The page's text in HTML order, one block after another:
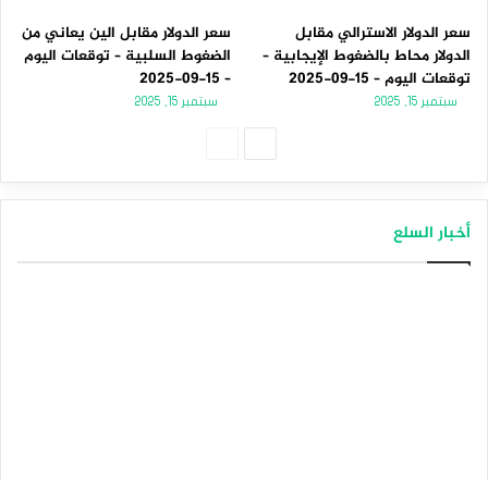
سعر الدولار الاسترالي مقابل
الدولار محاط بالضغوط الإيجابية –
توقعات اليوم – 15-09-2025
سبتمبر 15, 2025
سعر الدولار مقابل الين يعاني من
الضغوط السلبية – توقعات اليوم
– 15-09-2025
سبتمبر 15, 2025
أخبار السلع